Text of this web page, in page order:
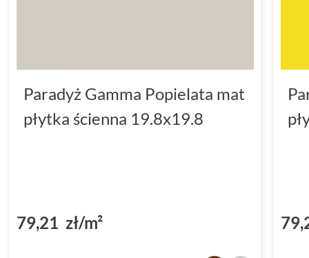
Paradyż Gamma Popielata mat
płytka ścienna 19.8x19.8
79,21 zł/m²